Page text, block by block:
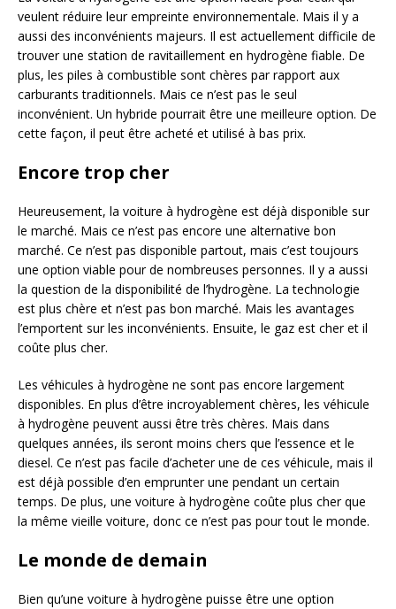
veulent réduire leur empreinte environnementale. Mais il y a
aussi des inconvénients majeurs. Il est actuellement difficile de
trouver une station de ravitaillement en hydrogène fiable. De
plus, les piles à combustible sont chères par rapport aux
carburants traditionnels. Mais ce n’est pas le seul
inconvénient. Un hybride pourrait être une meilleure option. De
cette façon, il peut être acheté et utilisé à bas prix.
Encore trop cher
Heureusement, la voiture à hydrogène est déjà disponible sur
le marché. Mais ce n’est pas encore une alternative bon
marché. Ce n’est pas disponible partout, mais c’est toujours
une option viable pour de nombreuses personnes. Il y a aussi
la question de la disponibilité de l’hydrogène. La technologie
est plus chère et n’est pas bon marché. Mais les avantages
l’emportent sur les inconvénients. Ensuite, le gaz est cher et il
coûte plus cher.
Les véhicules à hydrogène ne sont pas encore largement
disponibles. En plus d’être incroyablement chères, les véhicule
à hydrogène peuvent aussi être très chères. Mais dans
quelques années, ils seront moins chers que l’essence et le
diesel. Ce n’est pas facile d’acheter une de ces véhicule, mais il
est déjà possible d’en emprunter une pendant un certain
temps. De plus, une voiture à hydrogène coûte plus cher que
la même vieille voiture, donc ce n’est pas pour tout le monde.
Le monde de demain
Bien qu’une voiture à hydrogène puisse être une option